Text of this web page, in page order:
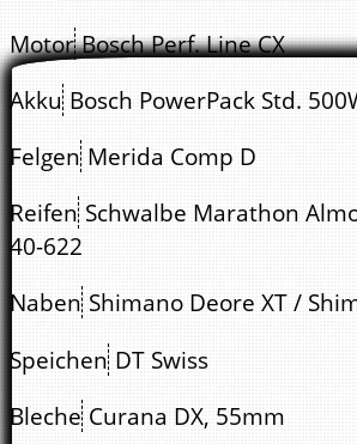
Motor Bosch Perf. Line CX
Akku Bosch PowerPack Std.
Felgen Merida Comp D
Reifen Schwalbe Marathon
40-622
Naben Shimano Deore XT /
Speichen DT Swiss
Bleche Curana DX, 55mm